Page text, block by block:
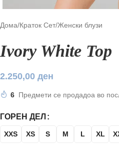
Дома/Краток Сет/Женски блузи
Ivory White Top
2.250,00 ден
6 Предмети се продадоа во
ГОРЕН ДЕЛ
XXS XS S M L XL